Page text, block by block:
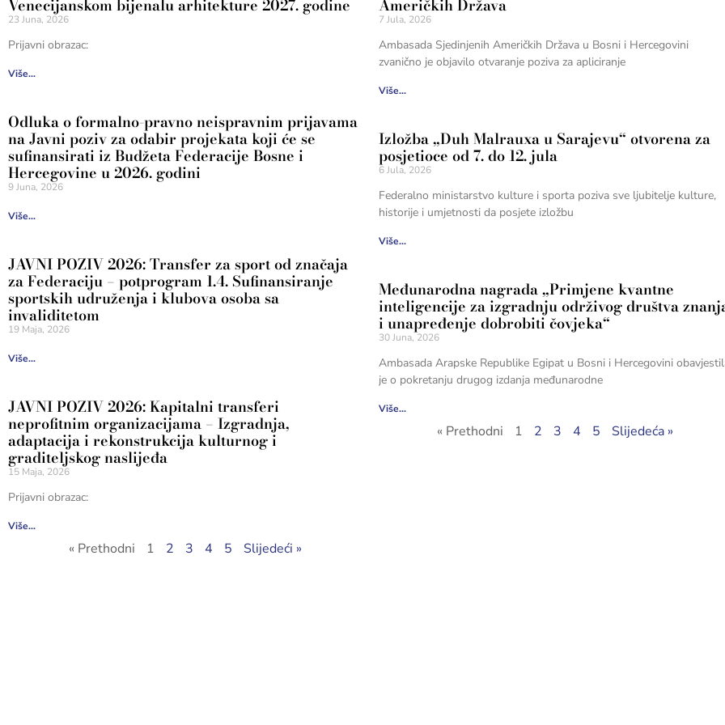
Venecijanskom bijenalu arhitekture 2027. godine
23 Juna, 2026
Prijavni obrazac:
Više...
Odluka o formalno-pravno neispravnim prijavama
na Javni poziv za odabir projekata koji će se
sufinansirati iz Budžeta Federacije Bosne i
Hercegovine u 2026. godini
9 Juna, 2026
Više...
JAVNI POZIV 2026: Transfer za sport od značaja
za Federaciju – potprogram 1.4. Sufinansiranje
sportskih udruženja i klubova osoba sa
invaliditetom
19 Maja, 2026
Više...
JAVNI POZIV 2026: Kapitalni transferi
neprofitnim organizacijama – Izgradnja,
adaptacija i rekonstrukcija kulturnog i
graditeljskog naslijeđa
15 Maja, 2026
Prijavni obrazac:
Više...
« Prethodni 1 2 3 4 5 Slijedeći »
Američkih Država
7 Jula, 2026
Ambasada Sjedinjenih Američkih Država u Bosni i Hercegovini
zvanično je objavilo otvaranje poziva za apliciranje
Više...
Izložba „Duh Malrauxa u Sarajevu“ otvorena za
posjetioce od 7. do 12. jula
6 Jula, 2026
Federalno ministarstvo kulture i sporta poziva sve ljubitelje kulture,
historije i umjetnosti da posjete izložbu
Više...
Međunarodna nagrada „Primjene kvantne
inteligencije za izgradnju održivog društva
i unapređenje dobrobiti čovjeka“
30 Juna, 2026
Ambasada Arapske Republike Egipat u Bosni i Hercegovini
je o pokretanju drugog izdanja međunarodne
Više...
« Prethodni 1 2 3 4 5 Slijedeća »